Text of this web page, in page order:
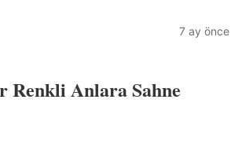
7 ay önce
Renkli Anlara Sahne